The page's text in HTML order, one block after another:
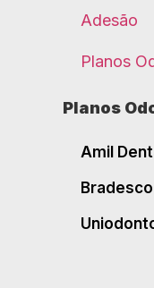
Adesão
Planos
Planos
Amil